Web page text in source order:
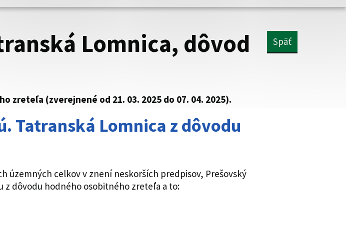
Lomnica, dôvod
Späť
zreteľa (zverejnené od 21. 03. 2025 do 07. 04. 2025).
Tatranská Lomnica z dôvodu
územných celkov v znení neskorších predpisov, Prešovský
dôvodu hodného osobitného zreteľa a to: